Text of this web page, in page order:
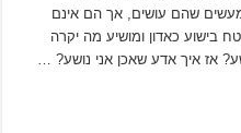
שהם עושים, אך הם אינם
אם אני בוטח בישוע כאדון ומושיע מה יקרה
אז איך אדע שאכן אני נושע? …